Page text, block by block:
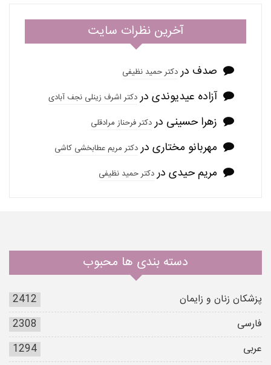
آخرین نظرات سایت
صدف دردکتر حمید نظیفی
آزاده عیدیوندی دردکتر اشرف زینلی نجف آبادی
زهرا حسینی دردکتر فرحناز مرادقلی
مهربانو مختاری دردکتر مریم عطابخشی کاشی
مریم حیدی دردکتر حمید نظیفی
دسته بندی ها محبوب
پزشکان زنان و زایمان
2412
فارسی
2308
عربی
1294